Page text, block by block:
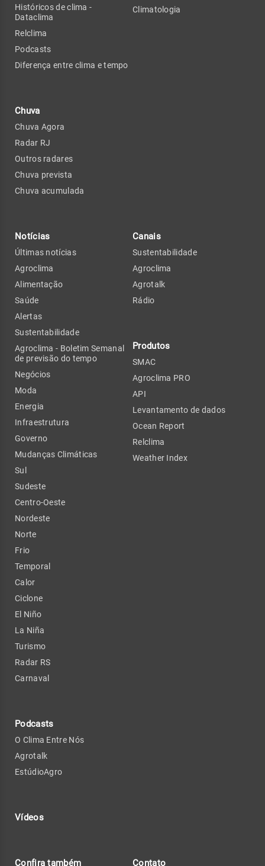
Históricos de clima -
Dataclima
Relclima
Podcasts
Diferença entre clima e tempo
Chuva
Chuva Agora
Radar RJ
Outros radares
Chuva prevista
Chuva acumulada
Climatologia
Notícias
Últimas notícias
Agroclima
Alimentação
Saúde
Alertas
Sustentabilidade
Agroclima - Boletim Semanal
de previsão do tempo
Negócios
Moda
Energia
Infraestrutura
Governo
Mudanças Climáticas
Sul
Sudeste
Centro-Oeste
Nordeste
Norte
Frio
Temporal
Calor
Ciclone
El Niño
La Niña
Turismo
Radar RS
Carnaval
Podcasts
O Clima Entre Nós
Agrotalk
EstúdioAgro
Vídeos
Canais
Sustentabilidade
Agroclima
Agrotalk
Rádio
Produtos
SMAC
Agroclima PRO
API
Levantamento de dados
Ocean Report
Relclima
Weather Index
Confira também Contato